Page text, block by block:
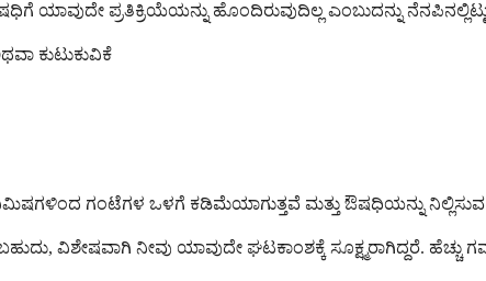
ಪ್ರತಿಕ್ರಿಯೆಯನ್ನು ಹೊಂದಿರುವುದಿಲ್ಲ ಎಂಬುದನ್ನು
ಕುಟುಕುವಿಕೆ
ಗಂಟೆಗಳ ಒಳಗೆ ಕಡಿಮೆಯಾಗುತ್ತವೆ ಮತ್ತು ಔಷಧಿಯನ್ನು ನಿಲ್ಲಿಸುವ
ವಿಶೇಷವಾಗಿ ನೀವು ಯಾವುದೇ ಘಟಕಾಂಶಕ್ಕೆ ಸೂಕ್ಷ್ಮರಾಗಿದ್ದರೆ. ಹೆಚ್ಚು